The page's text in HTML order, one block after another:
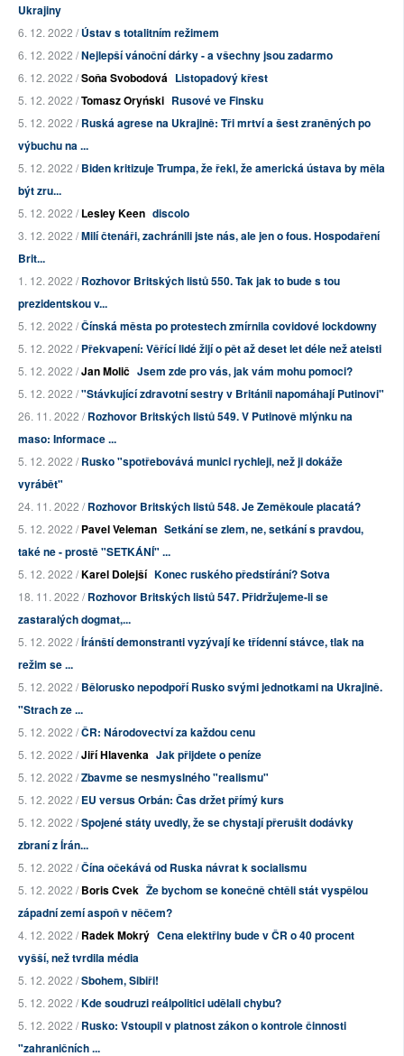
Ukrajiny
6. 12. 2022 /Ústav s totalitním režimem
6. 12. 2022 /Nejlepší vánoční dárky - a všechny jsou zadarmo
6. 12. 2022 /Soňa Svobodová Listopadový křest
5. 12. 2022 /Tomasz Oryński Rusové ve Finsku
5. 12. 2022 /Ruská agrese na Ukrajině: Tři mrtví a šest zraněných po
výbuchu na ...
5. 12. 2022 /Biden kritizuje Trumpa, že řekl, že americká ústava by měla
být zru...
5. 12. 2022 /Lesley Keen discolo
3. 12. 2022 /Milí čtenáři, zachránili jste nás, ale jen o fous. Hospodaření
Brit...
1. 12. 2022 /Rozhovor Britských listů 550. Tak jak to bude s tou
prezidentskou v...
5. 12. 2022 /Čínská města po protestech zmírnila covidové lockdowny
5. 12. 2022 /Překvapení: Věřící lidé žijí o pět až deset let déle než ateisti
5. 12. 2022 /Jan Molič Jsem zde pro vás, jak vám mohu pomoci?
5. 12. 2022 /"Stávkující zdravotní sestry v Británii napomáhají Putinovi"
26. 11. 2022 /Rozhovor Britských listů 549. V Putinově mlýnku na
maso: Informace ...
5. 12. 2022 /Rusko "spotřebovává munici rychleji, než ji dokáže
vyrábět"
24. 11. 2022 /Rozhovor Britských listů 548. Je Zeměkoule placatá?
5. 12. 2022 /Pavel Veleman Setkání se zlem, ne, setkání s pravdou,
také ne - prostě "SETKÁNÍ" ...
5. 12. 2022 /Karel Dolejší Konec ruského předstírání? Sotva
18. 11. 2022 /Rozhovor Britských listů 547. Přidržujeme-li se
zastaralých dogmat,...
5. 12. 2022 /Íránští demonstranti vyzývají ke třídenní stávce, tlak na
režim se ...
5. 12. 2022 /Bělorusko nepodpoří Rusko svými jednotkami na Ukrajině.
"Strach ze ...
5. 12. 2022 /ČR: Národovectví za každou cenu
5. 12. 2022 /Jiří Hlavenka Jak přijdete o peníze
5. 12. 2022 /Zbavme se nesmyslného "realismu"
5. 12. 2022 /EU versus Orbán: Čas držet přímý kurs
5. 12. 2022 /Spojené státy uvedly, že se chystají přerušit dodávky
zbraní z Írán...
5. 12. 2022 /Čína očekává od Ruska návrat k socialismu
5. 12. 2022 /Boris Cvek Že bychom se konečně chtěli stát vyspělou
západní zemí aspoň v něčem?
4. 12. 2022 /Radek Mokrý Cena elektřiny bude v ČR o 40 procent
vyšší, než tvrdila média
5. 12. 2022 /Sbohem, Sibiři!
5. 12. 2022 /Kde soudruzi reálpolitici udělali chybu?
5. 12. 2022 /Rusko: Vstoupil v platnost zákon o kontrole činnosti
"zahraničních ...